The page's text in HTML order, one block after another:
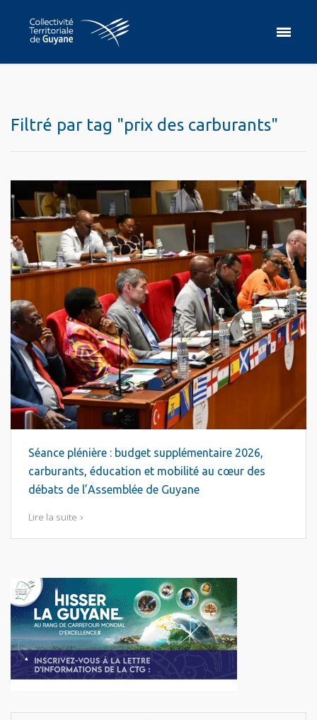
Filtré par tag "prix des carburants"
Séance plénière : budget supplémentaire 2026,
carburants, éducation et mobilité au cœur des
débats de l’Assemblée de Guyane
Lire la suite